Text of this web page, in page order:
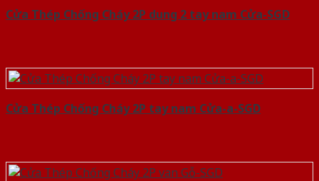
Cửa Thép Chống Cháy 2P dung 2 tay nam Cửa-SGD
Cửa Thép Chống Cháy 2P tay nam Cửa-a-SGD